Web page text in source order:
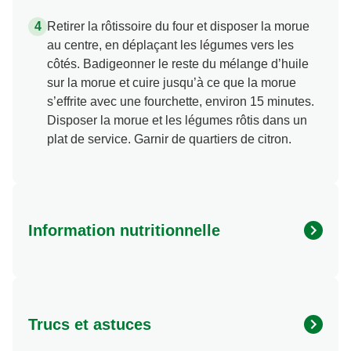
Retirer la rôtissoire du four et disposer la morue
au centre, en déplaçant les légumes vers les
côtés. Badigeonner le reste du mélange d’huile
sur la morue et cuire jusqu’à ce que la morue
s’effrite avec une fourchette, environ 15 minutes.
Disposer la morue et les légumes rôtis dans un
plat de service. Garnir de quartiers de citron.
Information nutritionnelle
Sugar (g)
1.0 g
Trucs et astuces